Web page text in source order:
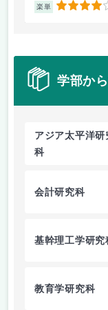
楽単 4
学部か
アジア太平洋研
科
会計研究科
基幹理工学研究
教育学研究科